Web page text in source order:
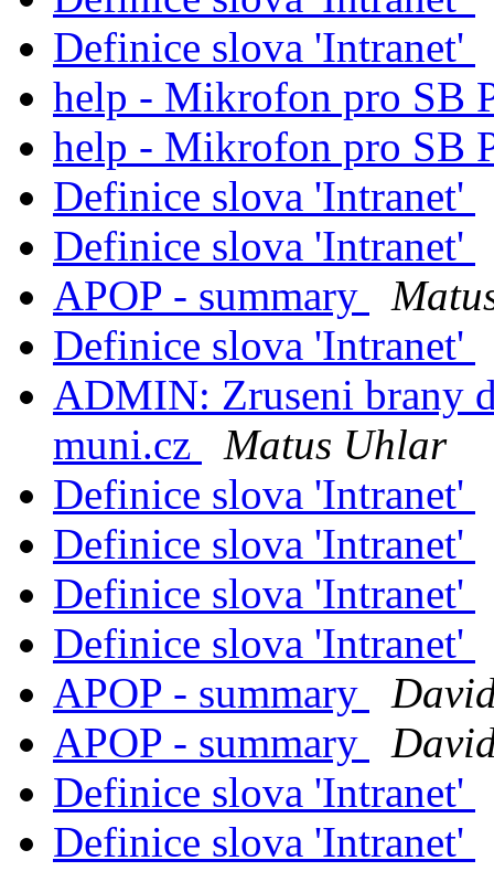
Definice slova 'Intranet'
help - Mikrofon pro SB
help - Mikrofon pro SB
Definice slova 'Intranet'
Definice slova 'Intranet'
APOP - summary
Definice slova 'Intranet'
ADMIN: Zruseni brany
muni.cz
Matus Uhlar
Definice slova 'Intranet'
Definice slova 'Intranet'
Definice slova 'Intranet'
Definice slova 'Intranet'
APOP - summary
APOP - summary
Definice slova 'Intranet'
Definice slova 'Intranet'